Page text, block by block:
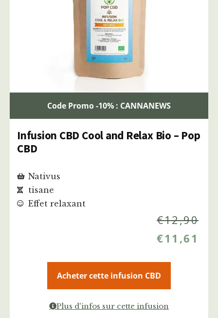
Code Promo -10% : CANNANEWS
Infusion CBD Cool and Relax Bio – Pop
CBD
Nativus
tisane
Effet relaxant
€12,90
€11,61
Acheter cette infusion CBD
Plus d'infos sur cette infusion